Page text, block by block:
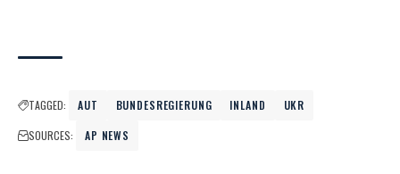
TAGGED: AUT BUNDESREGIERUNG INLAND
UKR
SOURCES:
AP NEWS